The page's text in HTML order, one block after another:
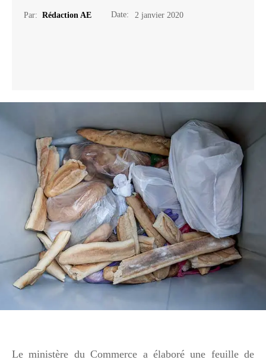
Par: Rédaction AE Date: 2 janvier 2020
Le ministère du Commerce a élaboré une feuille de